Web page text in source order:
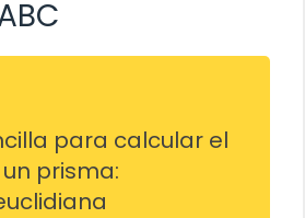
para calcular el
prisma: